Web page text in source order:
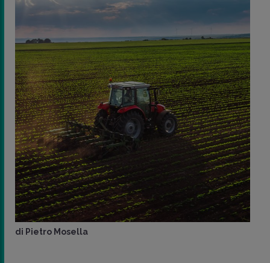
di Pietro Mosella